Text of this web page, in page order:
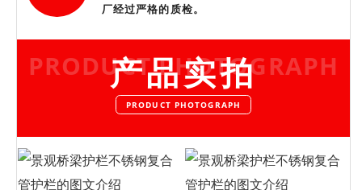
厂经过严格的质检。
PRODUCT PHOTOGRAPH
产品实拍
PRODUCT PHOTOGRAPH